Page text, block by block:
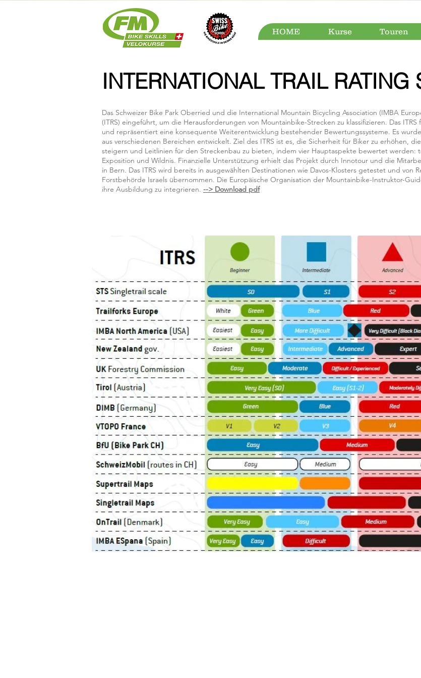
HOME Kurse Touren
INTERNATIONAL TRAIL RATING
Das Schweizer Bike Park Oberried und die International Mountain Bicycling Association (IMBA
(ITRS) eingeführt, um die Herausforderungen von Mountainbike-Strecken zu klassifizieren. Das
und repräsentiert eine konsequente Weiterentwicklung bestehender Bewertungssysteme. Es
aus verschiedenen Bereichen entwickelt. Ziel des ITRS ist es, die Sicherheit für Biker zu erhöhen,
steigern und Leitlinien für den Streckenbau zu bieten, indem vier Hauptaspekte bewertet werden:
Exposition und Wildnis. Finanzielle Unterstützung erhielt das Projekt durch Innotour und die
in Bern. Das ITRS wird bereits in ausgewählten Destinationen wie Davos-Klosters getestet und von
Forstbehörde Israels übernommen. Die Europäische Organisation der Mountainbike-Instruktor-
ihre Ausbildung zu integrieren. --> Download pdf